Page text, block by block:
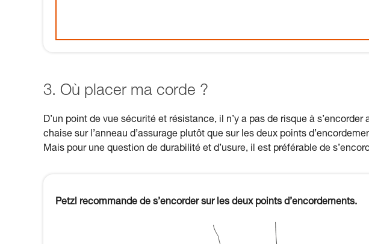
3. Où placer ma corde ?
D’un point de vue sécurité et résistance, il n’y a pas de risque à
chaise sur l’anneau d’assurage plutôt que sur les deux points
Mais pour une question de durabilité et d’usure, il est préférable de
Petzl recommande de s’encorder sur les deux points d’encordements.